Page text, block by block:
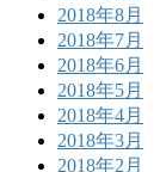
2018年8月
2018年7月
2018年6月
2018年5月
2018年4月
2018年3月
2018年2月